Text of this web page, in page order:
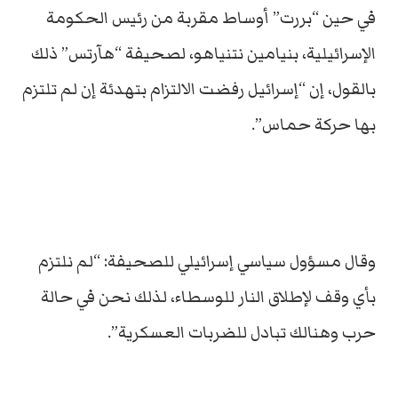
في حين “بررت” أوساط مقربة من رئيس الحكومة
الإسرائيلية، بنيامين نتنياهو، لصحيفة “هآرتس” ذلك
بالقول، إن “إسرائيل رفضت الالتزام بتهدئة إن لم تلتزم
بها حركة حماس”.
وقال مسؤول سياسي إسرائيلي للصحيفة: “لم نلتزم
بأي وقف لإطلاق النار للوسطاء، لذلك نحن في حالة
حرب وهنالك تبادل للضربات العسكرية”.